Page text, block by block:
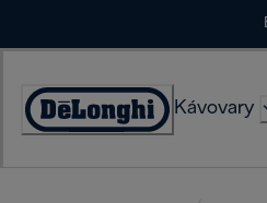
Accessibility
Kávovary